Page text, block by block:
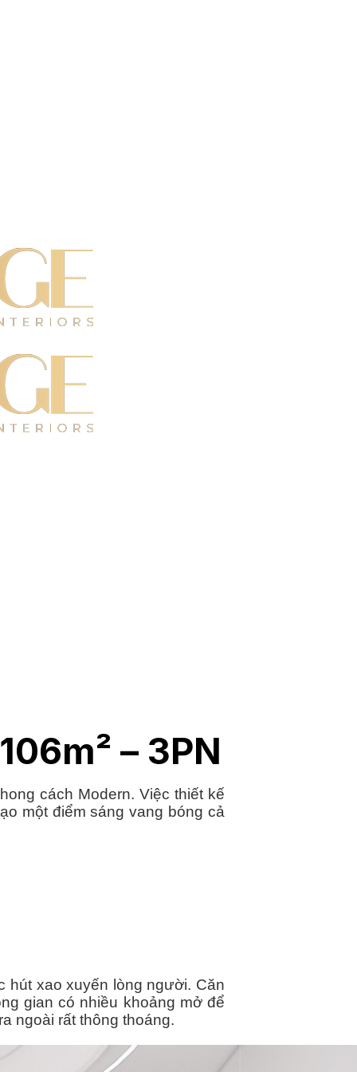
– 3PN
cách Modern. Việc thiết kế
một điểm sáng vang bóng cả
hút xao xuyến lòng người. Căn
gian có nhiều khoảng mở để
ngoài rất thông thoáng.